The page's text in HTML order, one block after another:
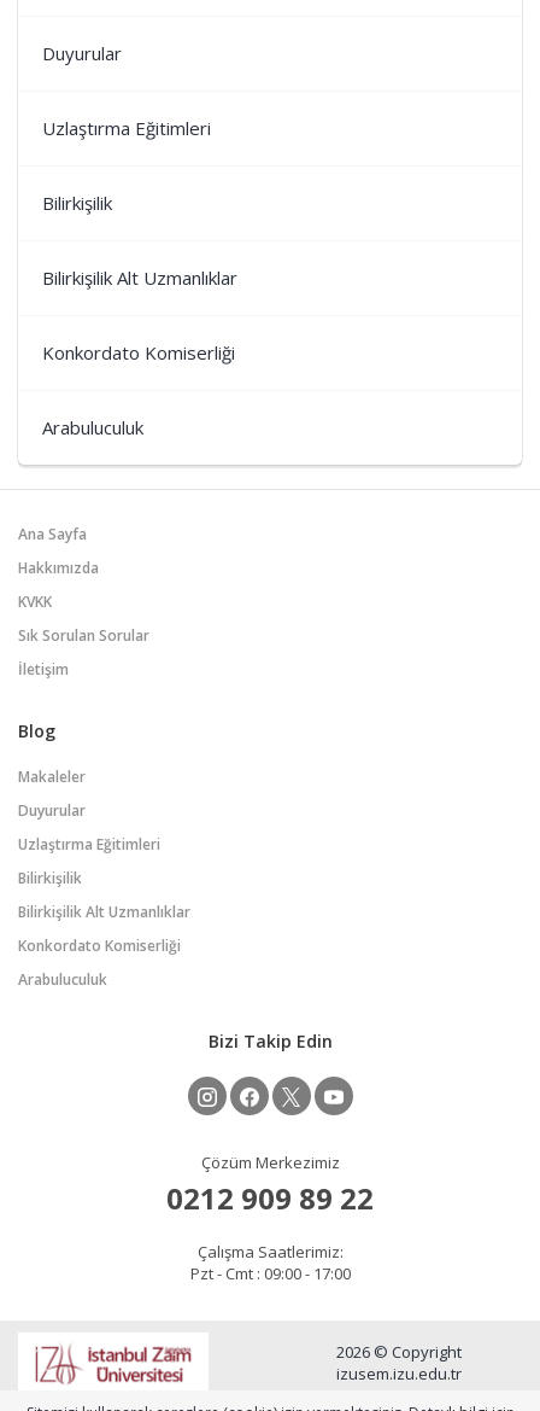
Duyurular
Uzlaştırma Eğitimleri
Bilirkişilik
Bilirkişilik Alt Uzmanlıklar
Konkordato Komiserliği
Arabuluculuk
Ana Sayfa
Hakkımızda
KVKK
Sık Sorulan Sorular
İletişim
Blog
Makaleler
Duyurular
Uzlaştırma Eğitimleri
Bilirkişilik
Bilirkişilik Alt Uzmanlıklar
Konkordato Komiserliği
Arabuluculuk
Bizi Takip Edin
Çözüm Merkezimiz
0212 909 89 22
Çalışma Saatlerimiz:
Pzt - Cmt : 09:00 - 17:00
2026 © Copyright
izusem.izu.edu.tr